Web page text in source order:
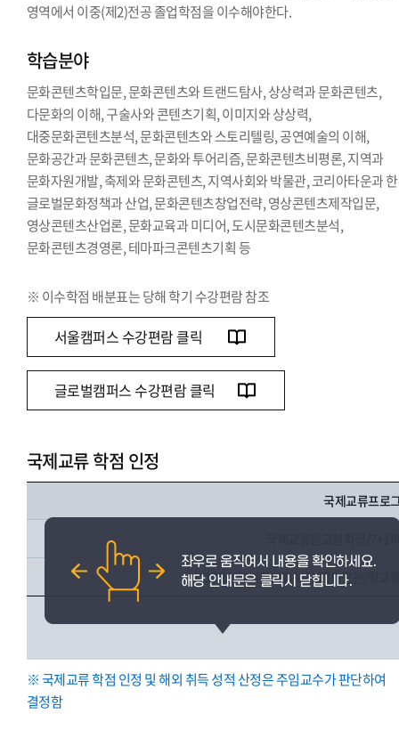
영역에서 이중(제2)전공 졸업학점을 이수해야한다.
학습분야
문화콘텐츠학입문, 문화콘텐츠와 트랜드탐사, 상상력과 문화콘텐츠,
다문화의 이해, 구술사와 콘텐츠기획, 이미지와 상상력,
대중문화콘텐츠분석, 문화콘텐츠와 스토리텔링, 공연예술의 이해,
문화공간과 문화콘텐츠, 문화와 투어리즘, 문화콘텐츠비평론, 지역과
문화자원개발, 축제와 문화콘텐츠, 지역사회와 박물관, 코리아타운과
글로벌문화정책과 산업, 문화콘텐츠창업전략, 영상콘텐츠제작입문,
영상콘텐츠산업론, 문화교육과 미디어, 도시문화콘텐츠분석,
문화콘텐츠경영론, 테마파크콘텐츠기획 등
※ 이수학점 배분표는 당해 학기 수강편람 참조
서울캠퍼스 수강편람 클릭
글로벌캠퍼스 수강편람 클릭
국제교류 학점 인정
국제교류프로
KOTRA/해외문화홍보원/재외공관/학교
※ 국제교류 학점 인정 및 해외 취득 성적 산정은 주임교수가 판단하여
결정함